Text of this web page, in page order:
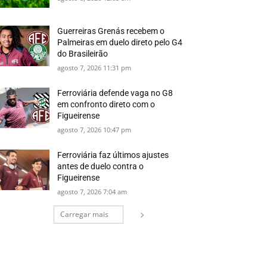
Guerreiras Grenás recebem o
Palmeiras em duelo direto pelo G4
do Brasileirão
agosto 7, 2026 11:31 pm
Ferroviária defende vaga no G8
em confronto direto com o
Figueirense
agosto 7, 2026 10:47 pm
Ferroviária faz últimos ajustes
antes de duelo contra o
Figueirense
agosto 7, 2026 7:04 am
Carregar mais